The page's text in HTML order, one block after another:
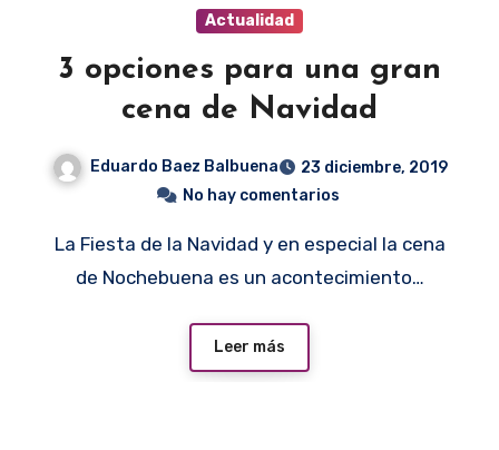
Actualidad
3 opciones para una gran
cena de Navidad
Eduardo Baez Balbuena
23 diciembre, 2019
No hay comentarios
La Fiesta de la Navidad y en especial la cena
de Nochebuena es un acontecimiento…
Leer más